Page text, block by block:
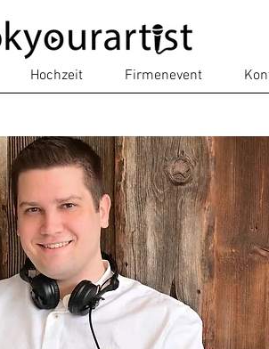
Hochzeit Firmenevent